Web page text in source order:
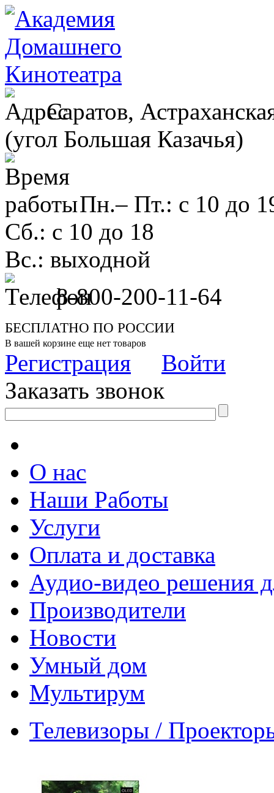
Саратов,
(угол Большая Казачья)
Пн.– Пт.: с 10 до
Сб.: с 10 до 18
Вс.: выходной
8-800-200-11-64
БЕСПЛАТНО ПО РОССИИ
В вашей корзине еще нет товаров
Регистрация
Войти
Заказать звонок
О нас
Наши Работы
Услуги
Оплата и доставка
Аудио-видео решения
Производители
Новости
Умный дом
Мультирум
Телевизоры /